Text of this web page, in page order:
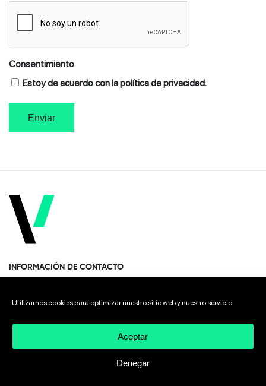
Utilizamos cookies para optimizar nuestro sitio web y nuestro servicio
Aceptar
Denegar
Consentimiento
Estoy de acuerdo con la política de privacidad.
INFORMACIÓN DE CONTACTO
20014 Spain